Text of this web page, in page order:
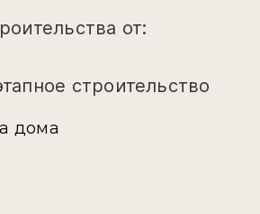
от:
строительство
дома